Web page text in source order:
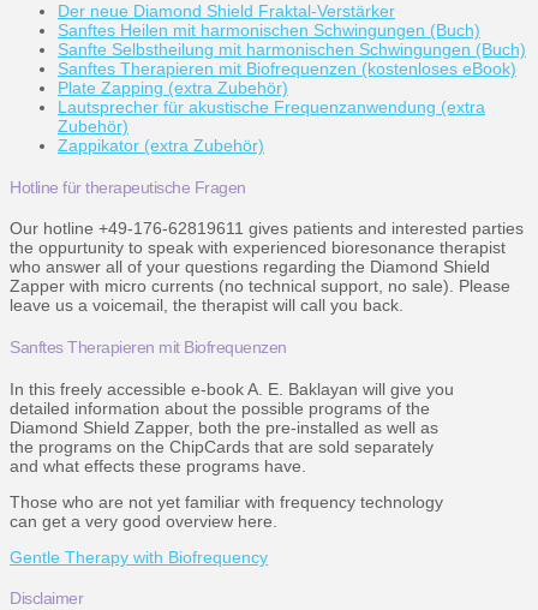
Der neue Diamond Shield Fraktal-Verstärker
Sanftes Heilen mit harmonischen Schwingungen (Buch)
Sanfte Selbstheilung mit harmonischen Schwingungen (Buch)
Sanftes Therapieren mit Biofrequenzen (kostenloses eBook)
Plate Zapping (extra Zubehör)
Lautsprecher für akustische Frequenzanwendung (extra
Zubehör)
Zappikator (extra Zubehör)
Hotline für therapeutische Fragen
Our hotline +49-176-62819611 gives patients and interested parties
the oppurtunity to speak with experienced bioresonance therapist
who answer all of your questions regarding the Diamond Shield
Zapper with micro currents (no technical support, no sale). Please
leave us a voicemail, the therapist will call you back.
Sanftes Therapieren mit Biofrequenzen
In this freely accessible e-book A. E. Baklayan will give you
detailed information about the possible programs of the
Diamond Shield Zapper, both the pre-installed as well as
the programs on the ChipCards that are sold separately
and what effects these programs have.
Those who are not yet familiar with frequency technology
can get a very good overview here.
Gentle Therapy with Biofrequency
Disclaimer